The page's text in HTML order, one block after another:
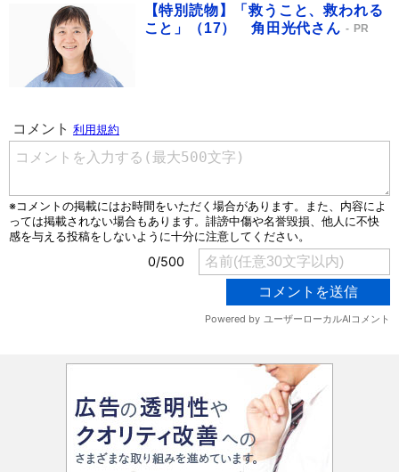
【特別読物】「救うこと、救われる
こと」（17） 角田光代さん
PR